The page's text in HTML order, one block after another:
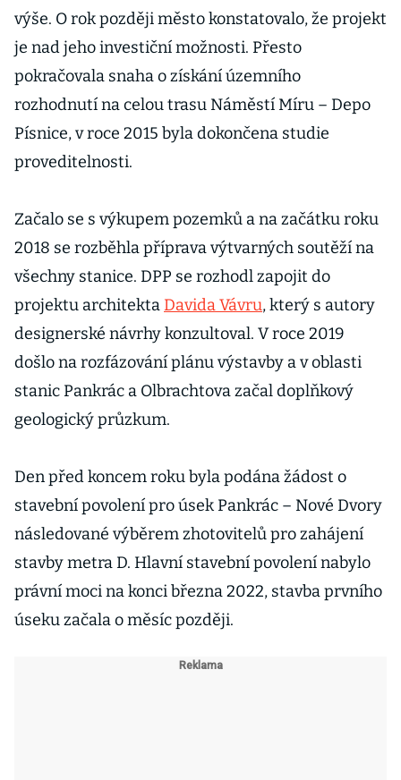
výše. O rok později město konstatovalo, že projekt
je nad jeho investiční možnosti. Přesto
pokračovala snaha o získání územního
rozhodnutí na celou trasu Náměstí Míru – Depo
Písnice, v roce 2015 byla dokončena studie
proveditelnosti.
Začalo se s výkupem pozemků a na začátku roku
2018 se rozběhla příprava výtvarných soutěží na
všechny stanice. DPP se rozhodl zapojit do
projektu architekta Davida Vávru, který s autory
designerské návrhy konzultoval. V roce 2019
došlo na rozfázování plánu výstavby a v oblasti
stanic Pankrác a Olbrachtova začal doplňkový
geologický průzkum.
Den před koncem roku byla podána žádost o
stavební povolení pro úsek Pankrác – Nové Dvory
následované výběrem zhotovitelů pro zahájení
stavby metra D. Hlavní stavební povolení nabylo
právní moci na konci března 2022, stavba prvního
úseku začala o měsíc později.